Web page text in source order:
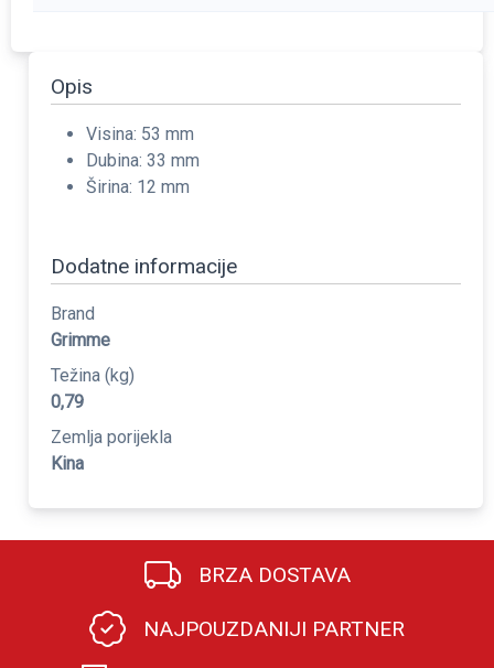
Opis
Visina: 53 mm
Dubina: 33 mm
Širina: 12 mm
Dodatne informacije
Brand
Grimme
Težina (kg)
0,79
Zemlja porijekla
Kina
BRZA DOSTAVA
NAJPOUZDANIJI PARTNER